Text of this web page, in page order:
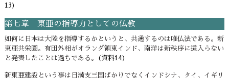
13)
第七章 東亜の指導力としての仏教
如何に日本は大陸を指導するかというと、共通するのは唯仏法である。新
東亜共栄圏。有田外相がオランダ領東インド、南洋は新秩序に這入らない
と発表したことは過ちである。
(資料14)
新東亜建設という事は日満支三国ばかりでなくインドシナ、タイ、イギリ